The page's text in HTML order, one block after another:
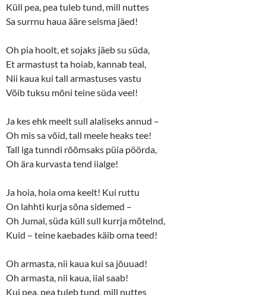
Küll pea, pea tuleb tund, mill nuttes
Sa surrnu haua ääre seisma jäed!
Oh pia hoolt, et sojaks jäeb su süda,
Et armastust ta hoiab, kannab teal,
Nii kaua kui tall armastuses vastu
Võib tuksu mõni teine süda veel!
Ja kes ehk meelt sull alaliseks annud –
Oh mis sa võid, tall meele heaks tee!
Tall iga tunndi rõõmsaks püia pöörda,
Oh ära kurvasta tend iialge!
Ja hoia, hoia oma keelt! Kui ruttu
On lahhti kurja sõna sidemed –
Oh Jumal, süda küll sull kurrja mõtelnd,
Kuid – teine kaebades käib oma teed!
Oh armasta, nii kaua kui sa jõuuad!
Oh armasta, nii kaua, iial saab!
Kui pea, pea tuleb tund, mill nuttes